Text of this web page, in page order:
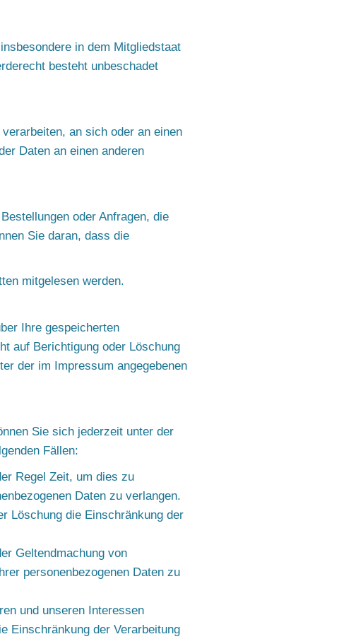
in dem Mitgliedstaat
besteht unbeschadet
an sich oder an einen
Daten an einen anderen
oder Anfragen, die
Sie daran, dass die
mitgelesen werden.
Ihre gespeicherten
auf Berichtigung oder Löschung
der im Impressum angegebenen
Sie sich jederzeit unter der
Fällen:
Regel Zeit, um dies zu
Daten zu verlangen.
Löschung die Einschränkung der
Geltendmachung von
personenbezogenen Daten zu
und unseren Interessen
Einschränkung der Verarbeitung